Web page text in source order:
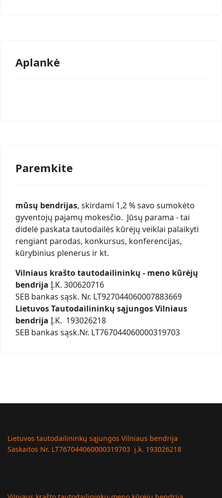
Aplankė
Paremkite
mūsų bendrijas, skirdami 1,2 % savo sumokėto
gyventojų pajamų mokesčio. Jūsų parama - tai
didelė paskata tautodailės kūrėjų veiklai palaikyti
rengiant parodas, konkursus, konferencijas,
kūrybinius plenerus ir kt.
Vilniaus krašto tautodailininkų - meno kūrėjų
bendrija Į.K. 300620716
SEB bankas sąsk. Nr. LT927044060007883669
Lietuvos Tautodailininkų sąjungos Vilniaus
bendrija Į.K. 193026218
SEB bankas sąsk.Nr. LT767044060000319703
Lietuvos tautodailininkų sąjungos Vilniaus bendrija
Saskaitos Nr. LT767044060000319703 į.k. 193026218